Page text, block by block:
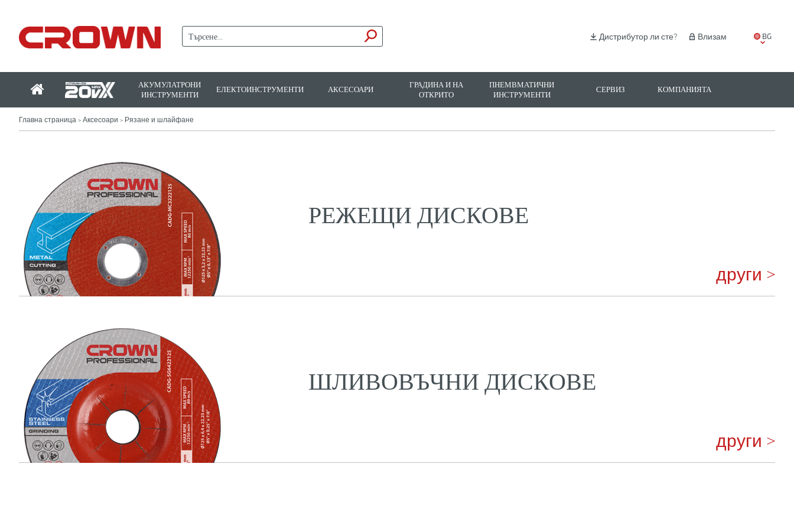
BG
Влизам
Дистрибутор ли сте?
АКУМУЛАТРОНИ
ИНСТРУМЕНТИ
ЕЛЕКТОИНСТРУМЕНТИ АКСЕСОАРИ
ГРАДИНА И НА
ОТКРИТО
ПНЕМВМАТИЧНИ
ИНСТРУМЕНТИ
СЕРВИЗ КОМПАНИЯТА
Главна страница > Аксесоари > Рязане и шлайфане
РЕЖЕЩИ ДИСКОВЕ
други >
ШЛИВОВЪЧНИ ДИСКОВЕ
други >